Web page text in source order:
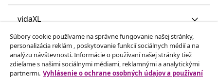
vidaXL
Nájdite viac
Súbory cookie používame na správne fungovanie našej stránky,
personalizácia reklám , poskytovanie funkcií sociálnych médií a na
analýzu návštevnosti. Informácie o používaní našej stránky tiež
zdieľame s našimi sociálnymi médiami, reklamnými a analytickými
partnermi. Vyhlásenie o ochrane osobných údajov a používaní